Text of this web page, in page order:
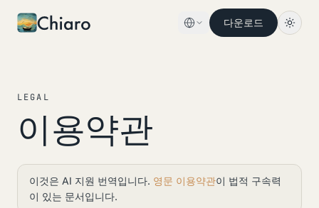
다운로드
LEGAL
이용약관
이것은 AI 지원 번역입니다. 영문 이용약관이 법적 구속력
이 있는 문서입니다.